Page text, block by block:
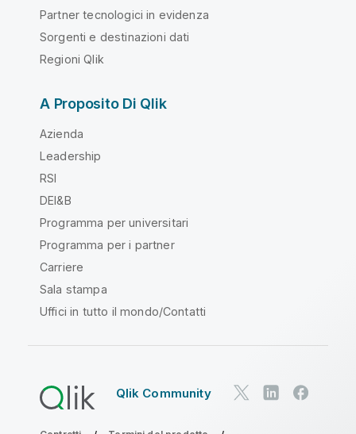
Partner tecnologici in evidenza
Sorgenti e destinazioni dati
Regioni Qlik
A Proposito Di Qlik
Azienda
Leadership
RSI
DEI&B
Programma per universitari
Programma per i partner
Carriere
Sala stampa
Uffici in tutto il mondo/Contatti
Qlik Community